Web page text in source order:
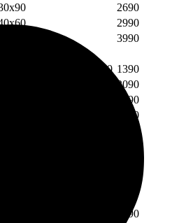
2690
2990
3990
из двух частей 20х20 1390
из трех частей 20х20
2090
1590
2390
2990
3990